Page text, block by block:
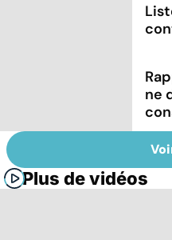
ne
Plus de vidéos